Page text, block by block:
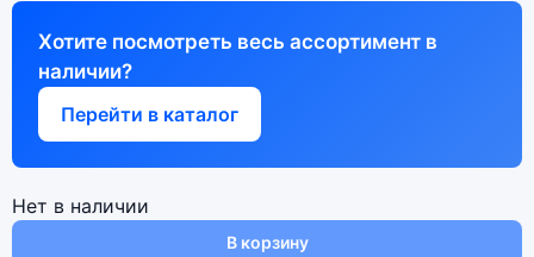
Хотите посмотреть весь ассортимент в
наличии?
Перейти в каталог
Нет в наличии
В корзину